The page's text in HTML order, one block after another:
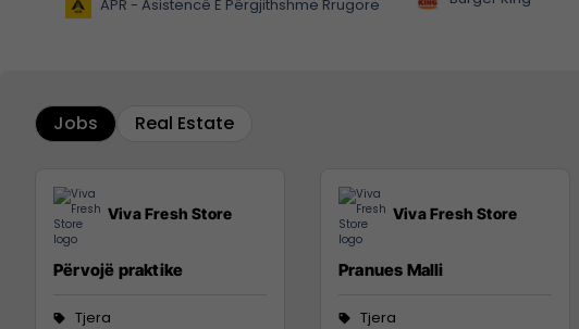
APR - Asistencë E Përgjithshme Rrugore
Jobs Real Estate
Viva Fresh Store
Përvojë praktike
Tjera
Viva Fresh Store
Pranues Malli
Tjera